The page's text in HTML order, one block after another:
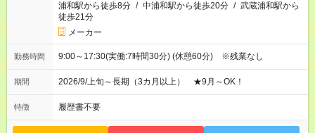
浦和駅から徒歩8分 / 中浦和駅から徒歩20分 / 武蔵浦和駅から
徒歩21分
メーカー
勤務時間 9:00～17:30(実働:7時間30分) (休憩60分) ※残業なし
期間 2026/9/上旬～長期（3カ月以上） ★9月～OK！
特徴 履歴書不要